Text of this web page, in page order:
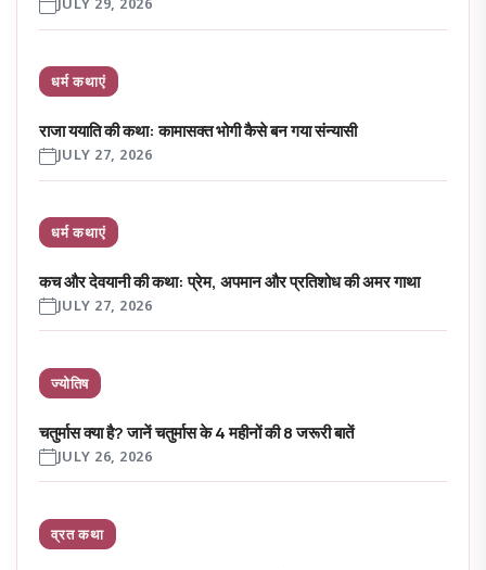
JULY 29, 2026
धर्म कथाएं
राजा ययाति की कथा: कामासक्त भोगी कैसे बन गया संन्यासी
JULY 27, 2026
धर्म कथाएं
कच और देवयानी की कथा: प्रेम, अपमान और प्रतिशोध की अमर गाथा
JULY 27, 2026
ज्योतिष
चतुर्मास क्या है? जानें चतुर्मास के 4 महीनों की 8 जरूरी बातें
JULY 26, 2026
व्रत कथा